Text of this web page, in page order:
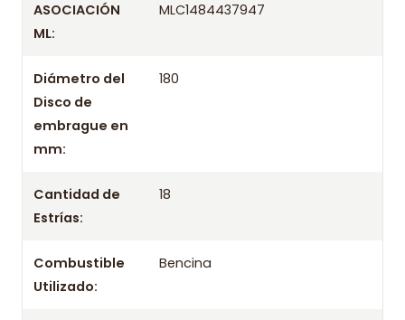
ASOCIACIÓN
ML:
MLC1484437947
Diámetro del
Disco de
embrague en
mm:
180
Cantidad de
Estrías:
18
Combustible
Utilizado:
Bencina